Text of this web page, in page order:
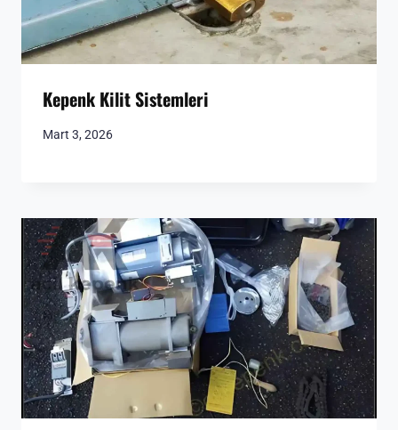
Kepenk Kilit Sistemleri
Mart 3, 2026